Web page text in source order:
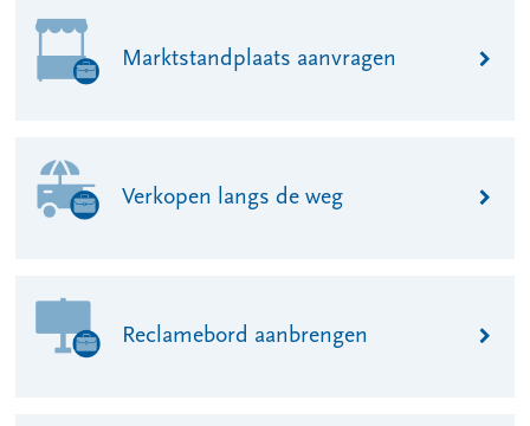
Marktstandplaats aanvragen
Verkopen langs de weg
Reclamebord aanbrengen